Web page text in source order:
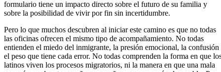
formulario tiene un impacto directo sobre el futuro de su familia y
sobre la posibilidad de vivir por fin sin incertidumbre.
Pero lo que muchos descubren al iniciar este camino es que no todas
las oficinas ofrecen el mismo tipo de acompañamiento. No todas
entienden el miedo del inmigrante, la presión emocional, la confusión
el peso que tiene cada error. No todas comprenden la forma en que
latinos viven los procesos migratorios, ni la manera en que una mala